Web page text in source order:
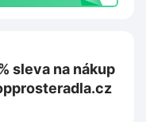
sleva na nákup